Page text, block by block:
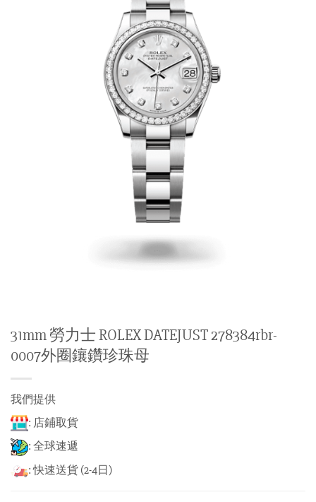
31mm 勞力士 ROLEX DATEJUST 278384rbr-
0007外圈鑲鑽珍珠母
我們提供
: 店鋪取貨
: 全球速遞
: 快速送貨 (2-4日)